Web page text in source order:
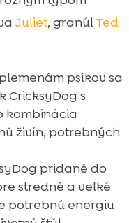
Juliet, granúlTed
psíkov sa
CricksyDog s
kombinácia
živín, potrebných
pridané do
stredné a veľké
potrebnú energiu